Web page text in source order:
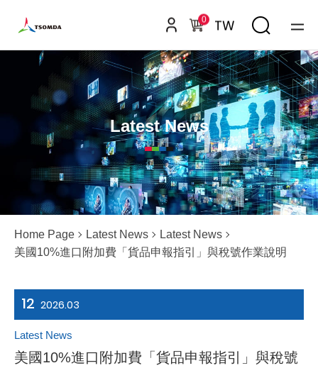
0 TW
Latest News
Home Page Latest News
Latest News
美國10%進口附加費「貨品申報指引」與稅號作業說明
12 2026.03
Latest News
美國10%進口附加費「貨品申報指引」與稅號